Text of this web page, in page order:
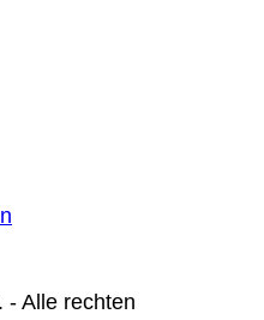
- Alle rechten